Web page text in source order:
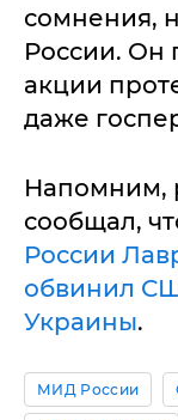
сомнения,
России. Он
акции
даже
Напомним,
сообщал,
России
обвинил
Украины.
МИД России